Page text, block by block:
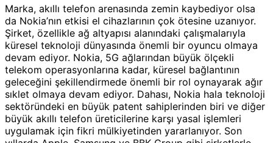
Marka, akıllı telefon arenasında zemin kaybediyor olsa
da Nokia’nın etkisi el cihazlarının çok ötesine uzanıyor.
Şirket, özellikle ağ altyapısı alanındaki çalışmalarıyla
küresel teknoloji dünyasında önemli bir oyuncu olmaya
devam ediyor. Nokia, 5G ağlarından büyük ölçekli
telekom operasyonlarına kadar, küresel bağlantının
geleceğini şekillendirmede önemli bir rol oynayarak ağır
sıklet olmaya devam ediyor. Dahası, Nokia hala teknoloji
sektöründeki en büyük patent sahiplerinden biri ve diğer
büyük akıllı telefon üreticilerine karşı yasal işlemleri
uygulamak için fikri mülkiyetinden yararlanıyor. Son